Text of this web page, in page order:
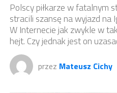
Polscy piłkarze w fatalnym
stracili szansę na wyjazd na
W Internecie jak zwykle w
hejt. Czy jednak jest on
przez Mateusz Cichy